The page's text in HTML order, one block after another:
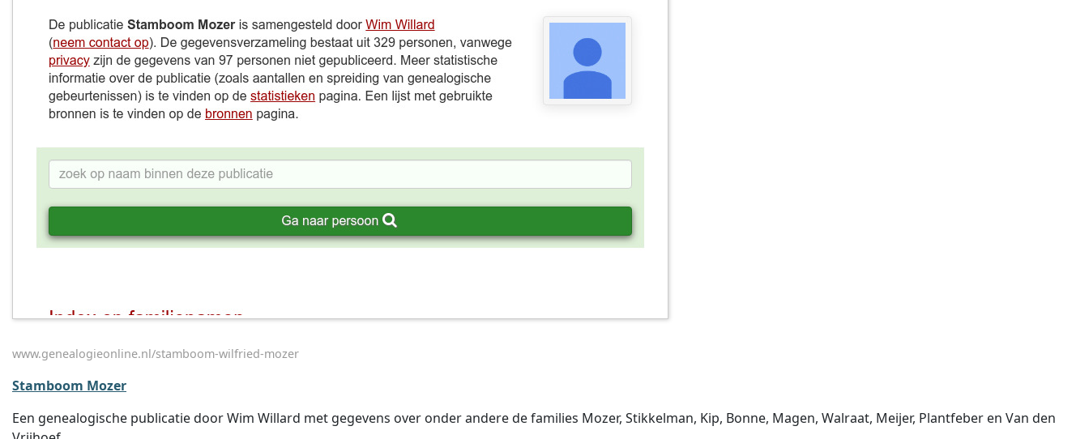
www.genealogieonline.nl/stamboom-wilfried-mozer
Stamboom Mozer
Een genealogische publicatie door Wim Willard met gegevens over onder andere de families Mozer, Stikkelman, Kip, Bonne, Magen, Walraat, Meijer, Plantfeber en Van den